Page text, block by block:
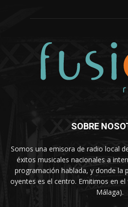
SOBRE
Somos una emisora de radio local
éxitos musicales nacionales a
programación hablada, y donde la
oyentes es el centro. Emitimos en
Málaga).